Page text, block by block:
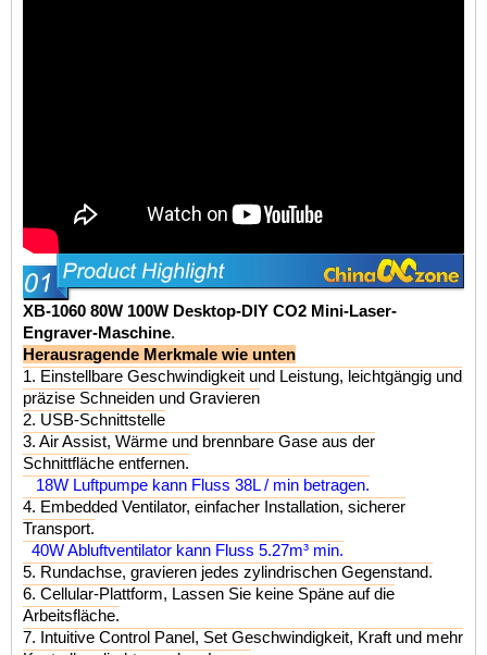
XB-1060 80W 100W Desktop-DIY CO2 Mini-Laser-
Engraver-Maschine.
Herausragende Merkmale wie unten
1. Einstellbare Geschwindigkeit und Leistung, leichtgängig und
präzise Schneiden und Gravieren
2. USB-Schnittstelle
3. Air Assist, Wärme und brennbare Gase aus der
Schnittfläche entfernen.
18W Luftpumpe kann Fluss 38L / min betragen.
4. Embedded Ventilator, einfacher Installation, sicherer
Transport.
40W Abluftventilator kann Fluss 5.27m³ min.
5. Rundachse, gravieren jedes zylindrischen Gegenstand.
6. Cellular-Plattform, Lassen Sie keine Späne auf die
Arbeitsfläche.
7. Intuitive Control Panel, Set Geschwindigkeit, Kraft und mehr